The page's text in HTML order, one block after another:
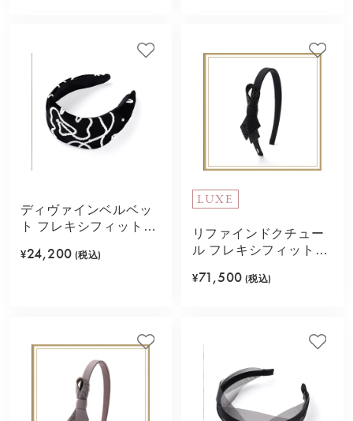
ディヴァインベルベッ
ト フレキシフィットヘ
¥24,200 (税込)
LUXE
リファインドクチュー
ル フレキシフィットヘ
¥71,500 (税込)